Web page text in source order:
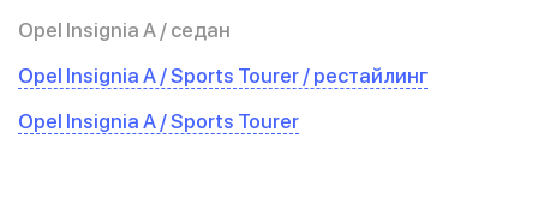
Opel Insignia A / седан
Opel Insignia A / Sports Tourer / рестайлинг
Opel Insignia A / Sports Tourer